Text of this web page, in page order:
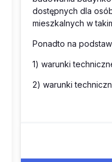
dostępnych dla
mieszkalnych w
Ponadto na
1) warunki
2) warunki